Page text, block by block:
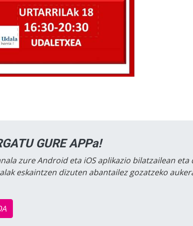
GURE APPa!
zure Android eta iOS aplikazio bilatzailean
eskaintzen dizuten abantailez gozatzeko